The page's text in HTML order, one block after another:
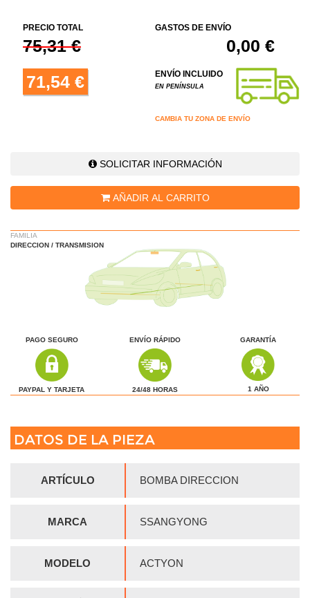
PRECIO TOTAL
75,31 €
71,54 €
GASTOS DE ENVÍO
0,00 €
ENVÍO INCLUIDO
EN PENÍNSULA
CAMBIA TU ZONA DE ENVÍO
SOLICITAR INFORMACIÓN
AÑADIR AL CARRITO
FAMILIA
DIRECCION / TRANSMISION
PAGO SEGURO
PAYPAL Y TARJETA
ENVÍO RÁPIDO
24/48 HORAS
GARANTÍA
1 AÑO
DATOS DE LA PIEZA
ARTÍCULO BOMBA DIRECCION
MARCA SSANGYONG
MODELO ACTYON